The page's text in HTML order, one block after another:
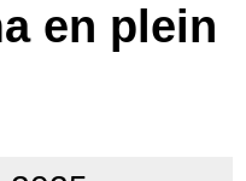
en plein